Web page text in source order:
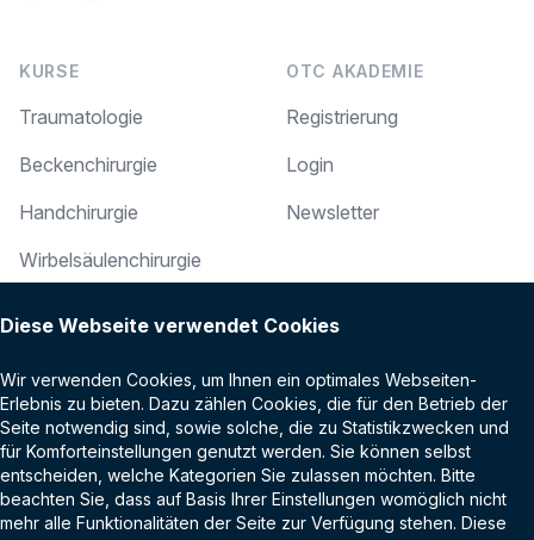
KURSE
Traumatologie
Beckenchirurgie
Handchirurgie
Wirbelsäulenchirurgie
Alterstraumatologie
Kindertraumatologie
Fußchirurgie
OTC AKADEMIE
Registrierung
Login
Newsletter
Datenschutz
AGB
Kontakt
Diese Webseite verwendet Cookies
Wir verwenden Cookies, um Ihnen ein optimales Webseiten-
Erlebnis zu bieten. Dazu zählen Cookies, die für den Betrieb der
Seite notwendig sind, sowie solche, die zu Statistikzwecken und
für Komforteinstellungen genutzt werden. Sie können selbst
entscheiden, welche Kategorien Sie zulassen möchten. Bitte
beachten Sie, dass auf Basis Ihrer Einstellungen womöglich nicht
mehr alle Funktionalitäten der Seite zur Verfügung stehen. Diese